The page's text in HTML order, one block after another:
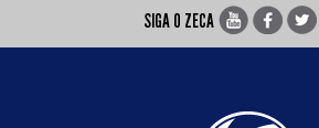
SIGA O ZECA